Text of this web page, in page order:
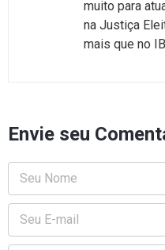
muito para
na Justiça
mais que no
Envie seu